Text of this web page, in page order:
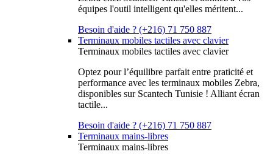
équipes l'outil intelligent qu'elles méritent...
Besoin d'aide ? (+216) 71 750 887
Terminaux mobiles tactiles avec clavier
Terminaux mobiles tactiles avec clavier
Optez pour l’équilibre parfait entre praticité et
performance avec les terminaux mobiles Zebra,
disponibles sur Scantech Tunisie ! Alliant écran
tactile...
Besoin d'aide ? (+216) 71 750 887
Terminaux mains-libres
Terminaux mains-libres